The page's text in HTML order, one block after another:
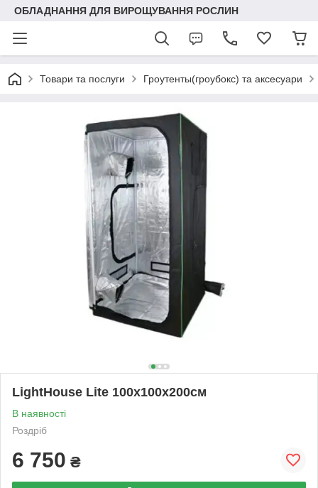
ОБЛАДНАННЯ ДЛЯ ВИРОЩУВАННЯ РОСЛИН
Товари та послуги Гроутенты(гроубокс) та аксесуари
LightHouse Lite 100x100x200см
В наявності
Роздріб
6 750 ₴